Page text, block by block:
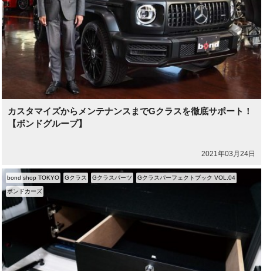
カスタマイズからメンテナンスまでGクラスを徹底サポート！
【ボンドグループ】
2021年03月24日
bond shop TOKYO Gクラス Gクラスパーツ Gクラスパーフェクトブック VOL.04
ボンドカーズ